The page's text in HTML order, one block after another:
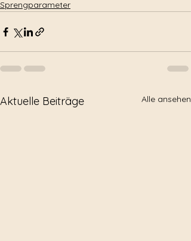
Sprengparameter
Aktuelle Beiträge Alle ansehen